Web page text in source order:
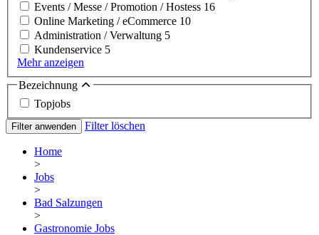
Events / Messe / Promotion / Hostess 16
Online Marketing / eCommerce 10
Administration / Verwaltung 5
Kundenservice 5
Mehr anzeigen
Bezeichnung
Topjobs
Filter anwenden Filter löschen
Home
>
Jobs
>
Bad Salzungen
>
Gastronomie Jobs